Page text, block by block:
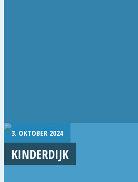
3. OKTOBER 2024
KINDERDIJK